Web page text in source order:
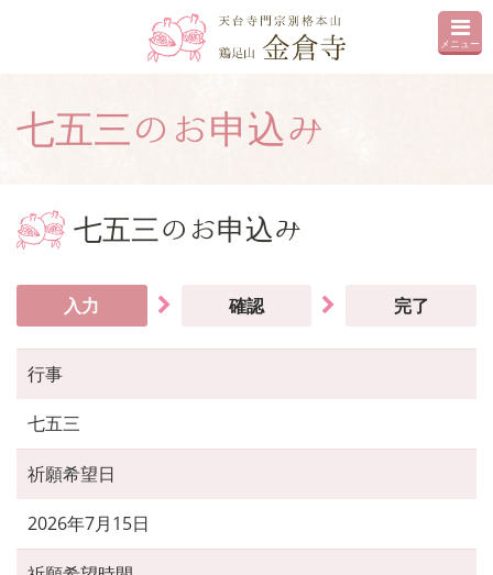
メニュー
七五三のお申込み
七五三のお申込み
入力 確認 完了
行事
七五三
祈願希望日
2026年7月15日